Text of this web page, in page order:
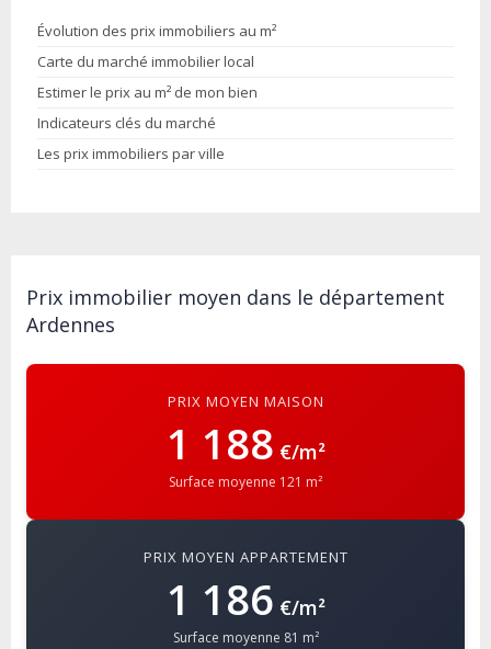
Évolution des prix immobiliers au m²
Carte du marché immobilier local
Estimer le prix au m² de mon bien
Indicateurs clés du marché
Les prix immobiliers par ville
Prix immobilier moyen dans le département
Ardennes
PRIX MOYEN MAISON
1 188 €/m²
Surface moyenne 121 m²
PRIX MOYEN APPARTEMENT
1 186 €/m²
Surface moyenne 81 m²